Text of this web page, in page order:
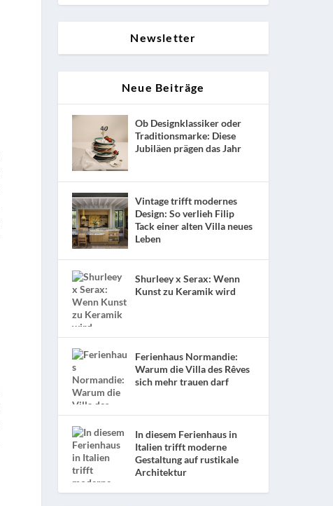
Newsletter
Neue Beiträge
Ob Designklassiker oder
Traditionsmarke: Diese
Jubiläen prägen das Jahr
Vintage trifft modernes
Design: So verlieh Filip
Tack einer alten Villa neues
Leben
Shurleey x Serax: Wenn
Kunst zu Keramik wird
Ferienhaus Normandie:
Warum die Villa des Rêves
sich mehr trauen darf
In diesem Ferienhaus in
Italien trifft moderne
Gestaltung auf rustikale
Architektur